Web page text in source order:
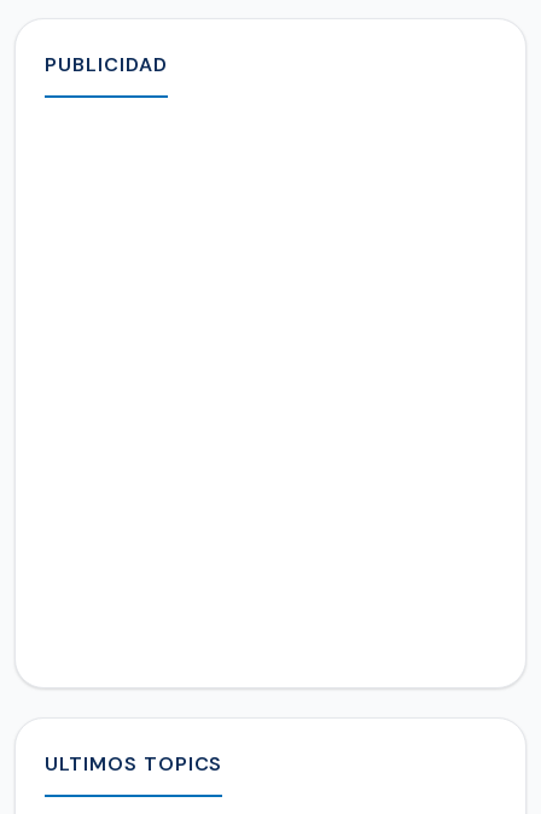
PUBLICIDAD
ULTIMOS TOPICS